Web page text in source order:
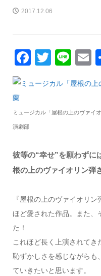
2017.12.06
Twitter
ミュージカル「屋根の上のヴァ
演劇部
彼等の“幸せ”を願わず
根の上のヴァイオリン弾
『屋根の上のヴァイオリ
ほど愛された作品。また、
た！
これほど長く上演されてき
恥ずかしさを感じながらも
ていきたいと思います。